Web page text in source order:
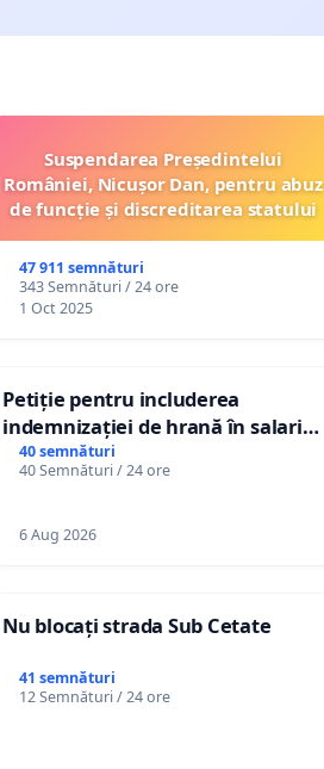
Suspendarea Președintelui
României, Nicușor Dan, pentru abuz
de funcție și discreditarea statului
47 911 semnături
343 Semnături / 24 ore
1 Oct 2025
Petiție pentru includerea
indemnizației de hrană în salariul
de bază și protejarea gradațiilor
de vechime pentru asistenții
40 semnături
40 Semnături / 24 ore
6 Aug 2026
Nu blocați strada Sub Cetate
41 semnături
12 Semnături / 24 ore